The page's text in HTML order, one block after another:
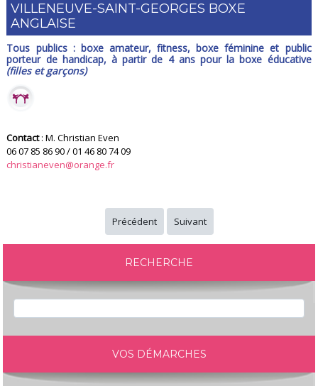
VILLENEUVE-SAINT-GEORGES BOXE
ANGLAISE
Tous publics : boxe amateur, fitness, boxe féminine et public
porteur de handicap, à partir de 4 ans pour la boxe éducative
(filles et garçons)
Contact: M. Christian Even
06 07 85 86 90 / 01 46 80 74 09
christianeven@orange.fr
Précédent Suivant
RECHERCHE
VOS DÉMARCHES